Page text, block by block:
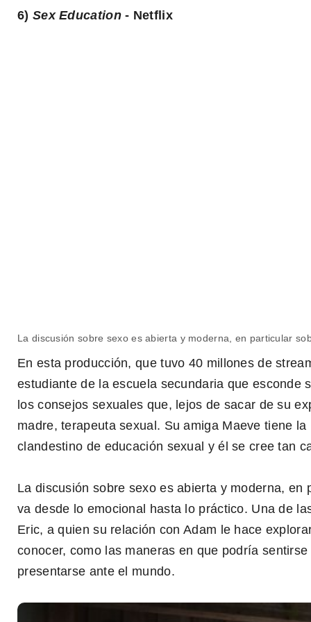
6) Sex Education- Netflix
Sex Education
0
La discusión sobre sexo es abierta y moderna, en particular
En esta producción, que tuvo 40 millones de
estudiante de la escuela secundaria que esconde
los consejos sexuales que, lejos de sacar de su
madre, terapeuta sexual. Su amiga Maeve tiene
clandestino de educación sexual y él se cree tan
La discusión sobre sexo es abierta y moderna, en
va desde lo emocional hasta lo práctico. Una de
Eric, a quien su relación con Adam le hace
conocer, como las maneras en que podría
presentarse ante el mundo.